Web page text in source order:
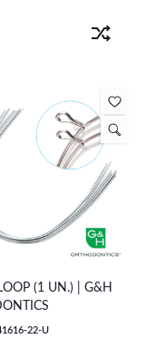
(1 UN.) | G&H
22-U